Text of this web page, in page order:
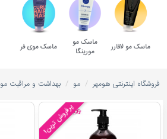
ماسک مو لافارر
ماسک مو
مورینگا
ماسک موی فر
فروشگاه اینترنتی هومهر / مو / بهداشت و مراقبت مو
پرفروش ترین!